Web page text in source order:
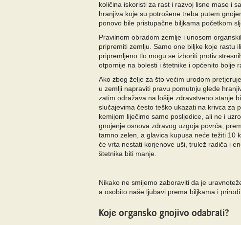
količina iskoristi za rast i razvoj lisne mase i
hranjiva koje su potrošene treba putem
ponovo bile pristupačne biljkama početkom
Pravilnom obradom zemlje i unosom
pripremiti zemlju. Samo one biljke koje rastu
pripremljeno tlo mogu se izboriti protiv
otpornije na bolesti i štetnike i općenito bolje
Ako zbog želje za što većim urodom
u zemlji napraviti pravu pomutnju glede
zatim odražava na lošije zdravstveno stanje
slučajevima često teško ukazati na krivca za
kemijom liječimo samo posljedice, ali ne i
gnojenje osnova zdravog uzgoja povrća,
tamno zelen, a glavica kupusa neće težiti 10
će vrta nestati korjenove uši, trulež radiča i
štetnika biti manje.
Nikako ne smijemo zaboraviti da je
a osobito naše ljubavi prema biljkama i prirodi.
Koje organsko gnojivo odabrati?